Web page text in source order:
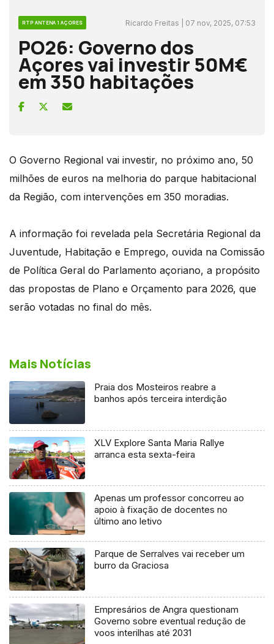
RTP ANTENA 1 AÇORES Ricardo Freitas | 07 nov, 2025, 07:53
PO26: Governo dos
Açores vai investir 50M€
em 350 habitações
O Governo Regional vai investir, no próximo ano, 50
milhões de euros na melhoria do parque habitacional
da Região, com intervenções em 350 moradias.
A informação foi revelada pela Secretária Regional da
Juventude, Habitação e Emprego, ouvida na Comissão
de Política Geral do Parlamento açoriano, a propósito
das propostas de Plano e Orçamento para 2026, que
serão votadas no final do mês.
Mais Notícias
Praia dos Mosteiros reabre a
banhos após terceira interdição
XLV Explore Santa Maria Rallye
arranca esta sexta-feira
Apenas um professor concorreu ao
apoio à fixação de docentes no
último ano letivo
Parque de Serralves vai receber um
burro da Graciosa
Empresários de Angra questionam
Governo sobre eventual redução de
voos interilhas até 2031